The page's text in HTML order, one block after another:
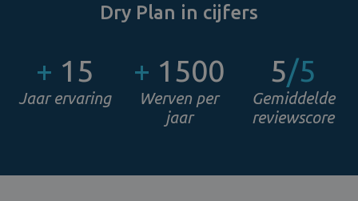
Dry Plan in cijfers
+ 15
Jaar ervaring
+ 1500
Werven per
jaar
5/5
Gemiddelde
reviewscore